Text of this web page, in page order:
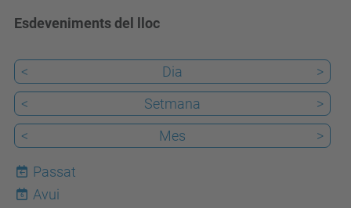
Esdeveniments del lloc
< Dia
>
<
Setmana
>
<
Mes >
Passat
6
Avui